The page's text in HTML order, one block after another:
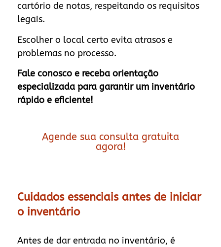
cartório de notas, respeitando os requisitos
legais.
Escolher o local certo evita atrasos e
problemas no processo.
Fale conosco e receba orientação
especializada para garantir um inventário
rápido e eficiente!
Agende sua consulta gratuita
agora!
Cuidados essenciais antes de iniciar
o inventário
Antes de dar entrada no inventário, é